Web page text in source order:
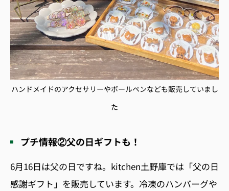
ハンドメイドのアクセサリーやボールペンなども販売していまし
た
プチ情報②父の日ギフトも！
6月16日は父の日ですね。kitchen土野庫では「父の日
感謝ギフト」を販売しています。冷凍のハンバーグや